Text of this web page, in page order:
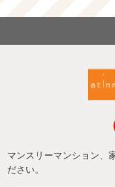
マンスリーマンション、
ださい。